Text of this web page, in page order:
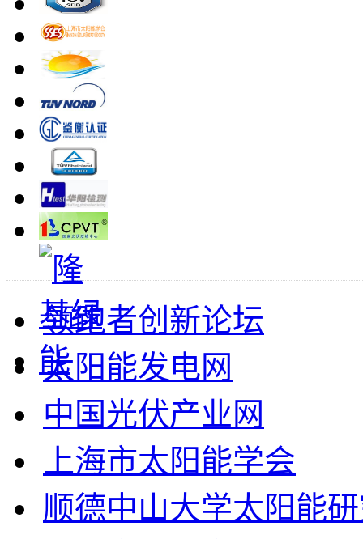
领跑者创新论坛
太阳能发电网
中国光伏产业网
上海市太阳能学会
顺德中山大学太阳能